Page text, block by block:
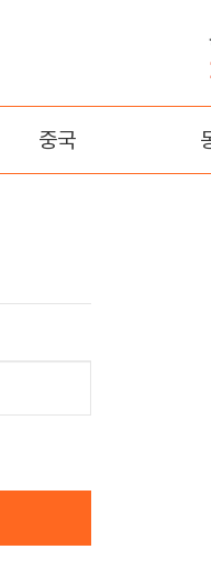
중국
석가장(태항산)
곤명
내몽고